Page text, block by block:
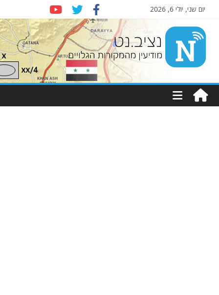
יום שני, יולי 6, 2026
Nziv.net
מודיעין
מהמקורות